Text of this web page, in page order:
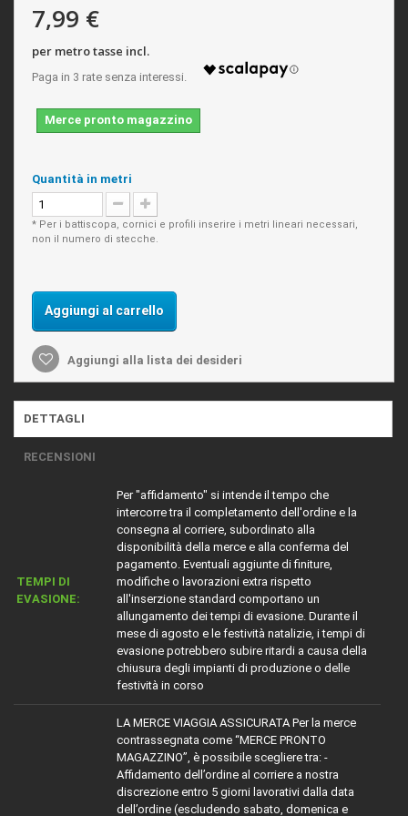
7,99 €
per metro tasse incl.
Merce pronto magazzino
Quantità in metri
* Per i battiscopa, cornici e profili inserire i metri lineari necessari,
non il numero di stecche.
Aggiungi al carrello
Aggiungi alla lista dei desideri
DETTAGLI
RECENSIONI
TEMPI DI
EVASIONE:
Per "affidamento" si intende il tempo che
intercorre tra il completamento dell'ordine e la
consegna al corriere, subordinato alla
disponibilità della merce e alla conferma del
pagamento. Eventuali aggiunte di finiture,
modifiche o lavorazioni extra rispetto
all'inserzione standard comportano un
allungamento dei tempi di evasione. Durante il
mese di agosto e le festività natalizie, i tempi di
evasione potrebbero subire ritardi a causa della
chiusura degli impianti di produzione o delle
festività in corso
LA MERCE VIAGGIA ASSICURATA Per la merce
contrassegnata come “MERCE PRONTO
MAGAZZINO”, è possibile scegliere tra: -
Affidamento dell’ordine al corriere a nostra
discrezione entro 5 giorni lavorativi dalla data
dell’ordine (escludendo sabato, domenica e